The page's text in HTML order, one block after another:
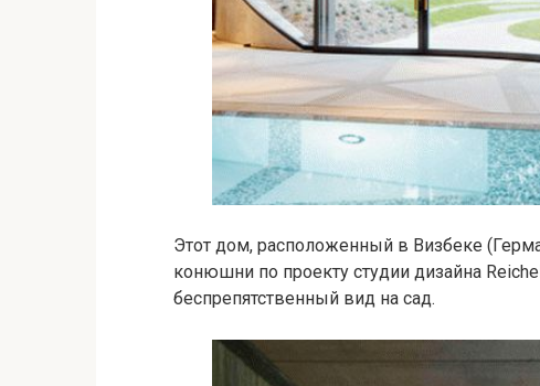
Этот дом, расположенный в Визбеке
конюшни по проекту студии дизайна
беспрепятственный вид на сад.